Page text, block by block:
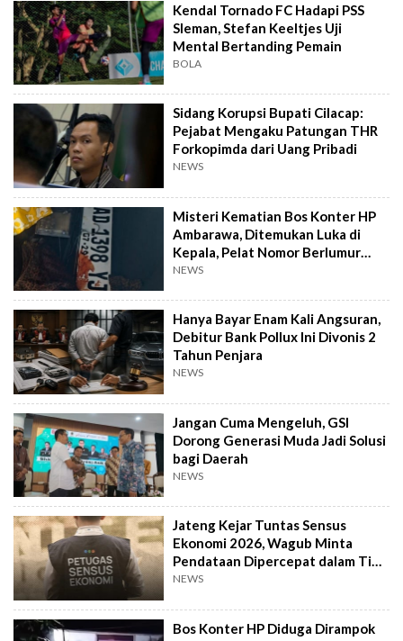
Kendal Tornado FC Hadapi PSS
Sleman, Stefan Keeltjes Uji
Mental Bertanding Pemain
BOLA
Sidang Korupsi Bupati Cilacap:
Pejabat Mengaku Patungan THR
Forkopimda dari Uang Pribadi
NEWS
Misteri Kematian Bos Konter HP
Ambarawa, Ditemukan Luka di
Kepala, Pelat Nomor Berlumur
Darah
NEWS
Hanya Bayar Enam Kali Angsuran,
Debitur Bank Pollux Ini Divonis 2
Tahun Penjara
NEWS
Jangan Cuma Mengeluh, GSI
Dorong Generasi Muda Jadi Solusi
bagi Daerah
NEWS
Jateng Kejar Tuntas Sensus
Ekonomi 2026, Wagub Minta
Pendataan Dipercepat dalam Tiga
Pekan
NEWS
Bos Konter HP Diduga Dirampok